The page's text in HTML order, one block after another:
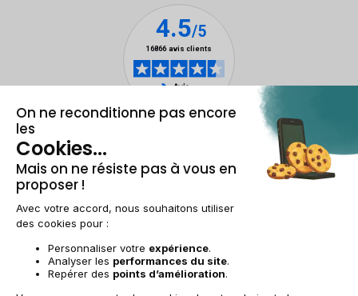
Mentions légales & CGU
Conditions générales de venteDonnées personnelles
AccessibilitéPlan du site